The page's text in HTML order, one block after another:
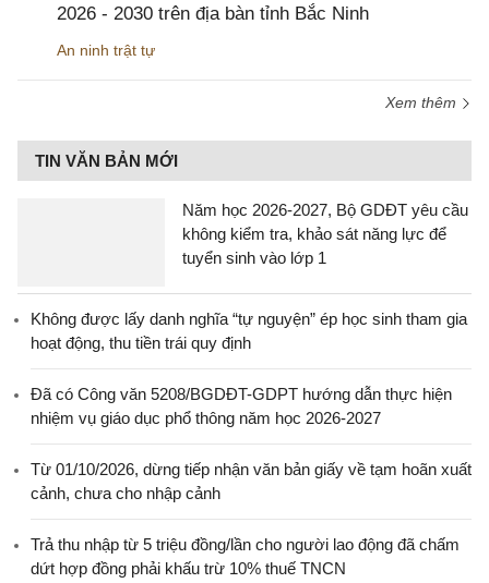
2026 - 2030 trên địa bàn tỉnh Bắc Ninh
An ninh trật tự
Xem thêm
TIN VĂN BẢN MỚI
Năm học 2026-2027, Bộ GDĐT yêu cầu
không kiểm tra, khảo sát năng lực để
tuyển sinh vào lớp 1
Không được lấy danh nghĩa “tự nguyện” ép học sinh tham gia
hoạt động, thu tiền trái quy định
Đã có Công văn 5208/BGDĐT-GDPT hướng dẫn thực hiện
nhiệm vụ giáo dục phổ thông năm học 2026-2027
Từ 01/10/2026, dừng tiếp nhận văn bản giấy về tạm hoãn xuất
cảnh, chưa cho nhập cảnh
Trả thu nhập từ 5 triệu đồng/lần cho người lao động đã chấm
dứt hợp đồng phải khấu trừ 10% thuế TNCN